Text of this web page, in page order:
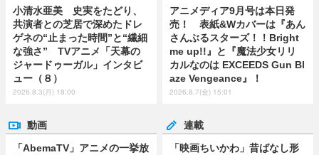
小清水亜美 史実をたどり、
共演者との芝居で深めたドレ
ゲネの“止まった時間”と“繊細
な強さ” TVアニメ「天幕の
ジャードゥーガル」インタビ
ュー（８）
2026.8.3(月) 18:00
アニメディア9月号は本日発
売！ 表紙&Wカバーは『あん
さんぶるスターズ！！Bright
me up!!』と『魔法少女リリ
カルなのは EXCEEDS Gun Bl
aze Vengeance』！
2026.8.7(金) 15:01
動画
「AbemaTV」アニメの一挙放
連載
「映画ちいかわ」昔ばなし形